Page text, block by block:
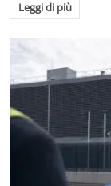
Leggi di più